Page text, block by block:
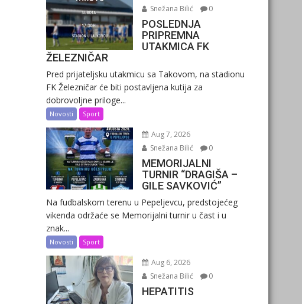
Snežana Bilić
0
POSLEDNJA
PRIPREMNA
UTAKMICA FK
ŽELEZNIČAR
Pred prijateljsku utakmicu sa Takovom, na stadionu
FK Železničar će biti postavljena kutija za
dobrovoljne priloge...
Novosti Sport
Aug 7, 2026
Snežana Bilić
0
MEMORIJALNI
TURNIR “DRAGIŠA –
GILE SAVKOVIĆ”
Na fudbalskom terenu u Pepeljevcu, predstojećeg
vikenda održaće se Memorijalni turnir u čast i u
znak...
Novosti Sport
Aug 6, 2026
Snežana Bilić
0
HEPATITIS